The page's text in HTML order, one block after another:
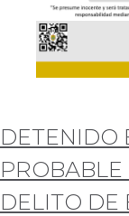
DETENIDO
PROBABLE
DELITO DE